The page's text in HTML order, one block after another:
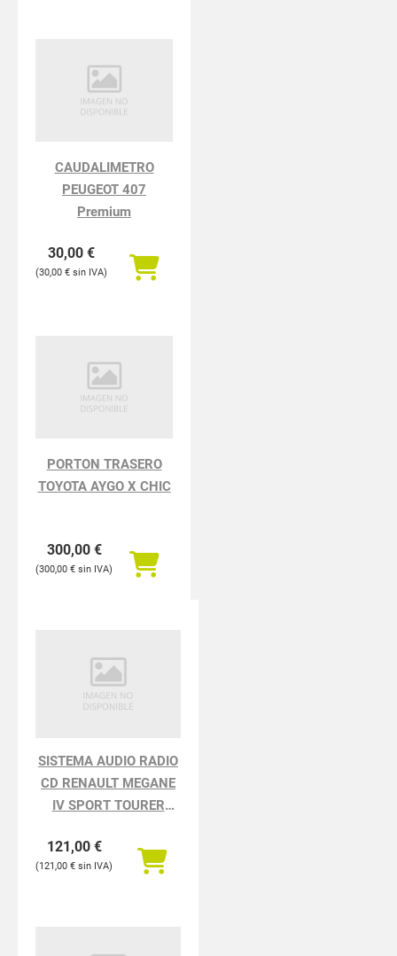
CAUDALIMETRO
PEUGEOT 407
Premium
30,00 €
30,00 €
PORTON TRASERO
TOYOTA AYGO X CHIC
300,00 €
300,00 €
SISTEMA AUDIO RADIO
CD RENAULT MEGANE
IV SPORT TOURER
121,00 €
121,00 €